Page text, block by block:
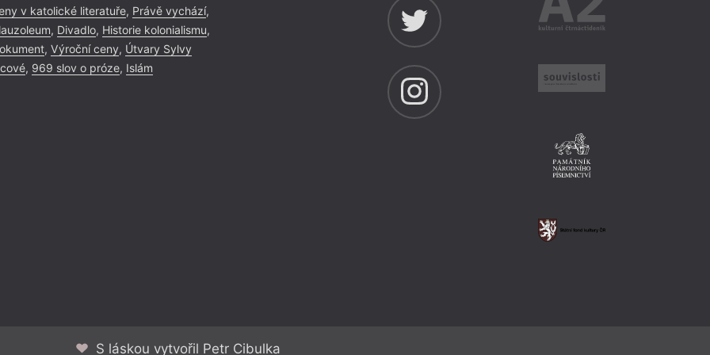
v katolické literatuře, Právě vychází,
, Divadlo, Historie kolonialismu,
, Výroční ceny, Útvary Sylvy
, 969 slov o próze, Islám
S láskou vytvořil Petr Cibulka